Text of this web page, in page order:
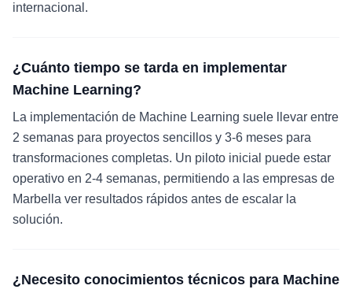
internacional.
¿Cuánto tiempo se tarda en implementar
Machine Learning?
La implementación de Machine Learning suele llevar entre
2 semanas para proyectos sencillos y 3-6 meses para
transformaciones completas. Un piloto inicial puede estar
operativo en 2-4 semanas, permitiendo a las empresas de
Marbella ver resultados rápidos antes de escalar la
solución.
¿Necesito conocimientos técnicos para Machine